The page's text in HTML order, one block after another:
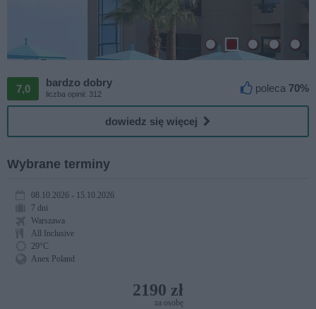
7,0
bardzo dobry
liczba opinii: 312  poleca 70%
dowiedz się więcej
Wybrane terminy
08.10.2026 - 15.10.2026
7 dni
Warszawa
All Inclusive
29°C
Anex Poland
2190 zł
za osobę